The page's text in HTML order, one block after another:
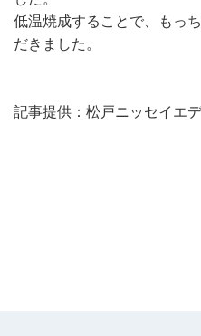
低温焼成することで、もっ
だきました。
記事提供：松戸ニッセイエ